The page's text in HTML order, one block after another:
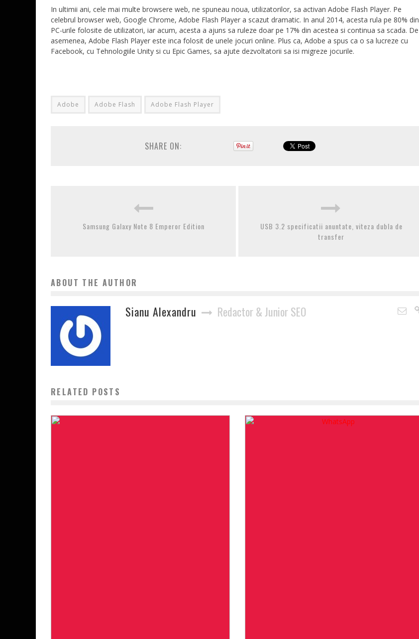
In ultimii ani, cele mai multe browsere web, ne spuneau noua, utilizatorilor, sa activan Adobe Flash Player. Pe
celebrul browser web, Google Chrome, Adobe Flash Player a scazut dramatic. In anul 2014, acesta rula pe 80% din
PC-urile folosite de utilizatori, iar acum, acesta a ajuns sa ruleze doar pe 17% din acestea si continua sa scada. De
asemenea, Adobe Flash Player este inca folosit de unele jocuri online. Plus ca, Adobe a spus ca o sa lucreze cu
Facebook, cu Tehnologiile Unity si cu Epic Games, sa ajute dezvoltatorii sa isi migreze jocurile.
Adobe Adobe Flash Adobe Flash Player
SHARE ON:
Samsung Galaxy Note 8 Emperor Edition
USB 3.2 specificatii anuntate, viteza dubla de
transfer
ABOUT THE AUTHOR
Sianu Alexandru Redactor & Junior SEO
RELATED POSTS